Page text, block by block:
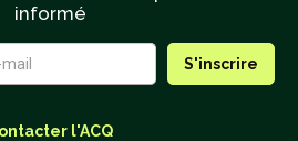
informé
l'ACQ